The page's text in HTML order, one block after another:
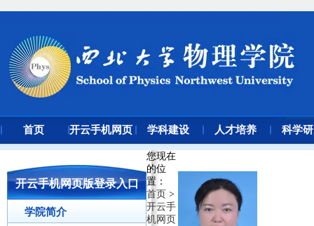
开云手机网页版登录入口
学院简介
您现在
的位
置 ：
首页 >
开云手
机网页
首页 开云手机网页 学科建设 人才培养 科学